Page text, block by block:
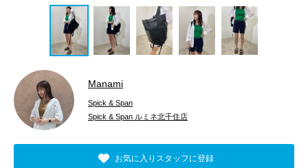
Manami
Spick & Span
Spick & Span ルミネ北千住店
お気に入りスタッフに登録